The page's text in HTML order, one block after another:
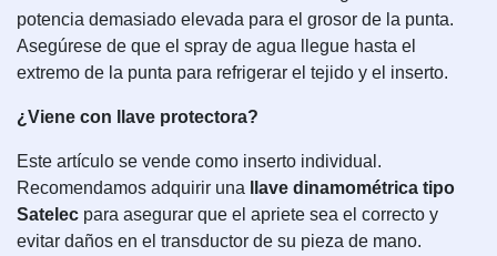
potencia demasiado elevada para el grosor de la punta.
Asegúrese de que el spray de agua llegue hasta el
extremo de la punta para refrigerar el tejido y el inserto.
¿Viene con llave protectora?
Este artículo se vende como inserto individual.
Recomendamos adquirir una
llave dinamométrica tipo
Satelec para asegurar que el apriete sea el correcto y
evitar daños en el transductor de su pieza de mano.